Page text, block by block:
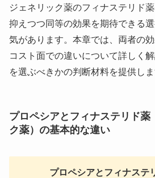
ジェネリック薬のフィナステリド
抑えつつ同等の効果を期待できる
気があります。本章では、両者の効
コスト面での違いについて詳しく
を選ぶべきかの判断材料を提供しま
プロペシアとフィナステリド薬
ク薬）の基本的な違い
プロペシアとフィナステ